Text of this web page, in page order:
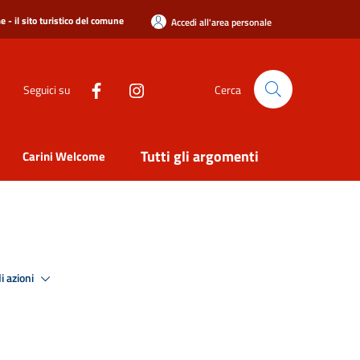
- il sito turistico del comune Accedi all'area personale
Seguici su Cerca
Carini Welcome Tutti gli argomenti
azioni